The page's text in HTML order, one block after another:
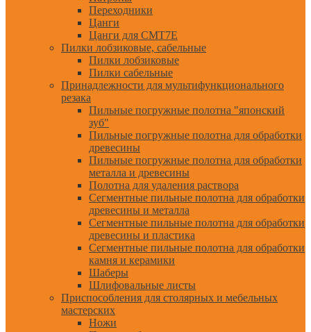
Переходники
Цанги
Цанги для CMT7E
Пилки лобзиковые, сабельные
Пилки лобзиковые
Пилки сабельные
Принадлежности для мультифункционального
резака
Пильные погружные полотна "японский
зуб"
Пильные погружные полотна для обработки
древесины
Пильные погружные полотна для обработки
металла и древесины
Полотна для удаления раствора
Сегментные пильные полотна для обработки
древесины и металла
Сегментные пильные полотна для обработки
древесины и пластика
Сегментные пильные полотна для обработки
камня и керамики
Шаберы
Шлифовальные листы
Приспособления для столярных и мебельных
мастерских
Ножи